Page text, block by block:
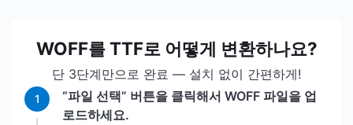
WOFF를 TTF로 어떻게 변환하나요?
단 3단계만으로 완료 — 설치 없이 간편하게!
1
“파일 선택” 버튼을 클릭해서 WOFF 파일을 업
로드하세요.